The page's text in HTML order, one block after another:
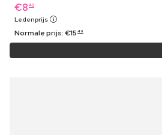
€8 49
Ledenprijs
Normale prijs:€15 49